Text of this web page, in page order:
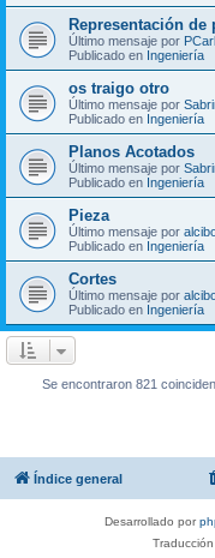
Representación de
Último mensaje por
Publicado en Ingeniería
os traigo otro
Último mensaje por
Publicado en Ingeniería
Planos Acotados
Último mensaje por
Publicado en Ingeniería
Pieza
Último mensaje por
Publicado en Ingeniería
Cortes
Último mensaje por
Publicado en Ingeniería
Se encontraron 821
Índice general
Desarrollado por